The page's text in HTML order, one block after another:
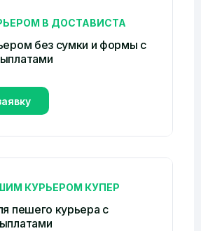
В ДОСТАВИСТА
без сумки и формы c
КУРЬЕРОМ КУПЕР
пешего курьера с